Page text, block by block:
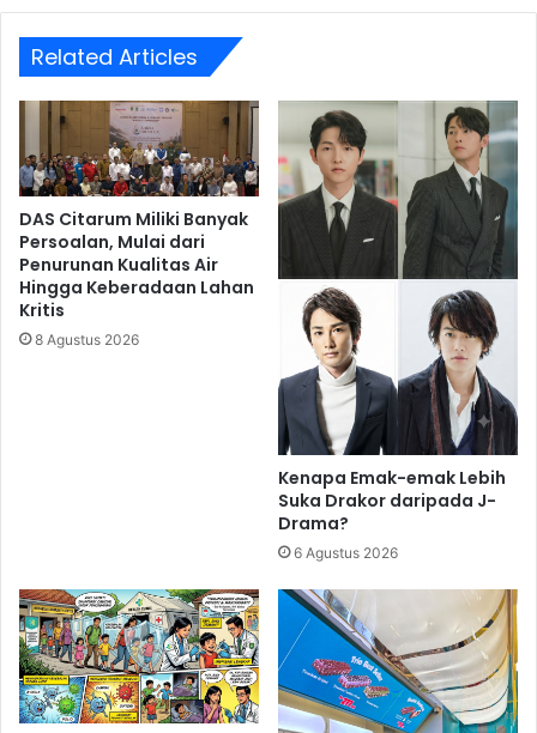
Related Articles
DAS Citarum Miliki Banyak
Persoalan, Mulai dari
Penurunan Kualitas Air
Hingga Keberadaan Lahan
Kritis
8 Agustus 2026
Kenapa Emak-emak Lebih
Suka Drakor daripada J-
Drama?
6 Agustus 2026